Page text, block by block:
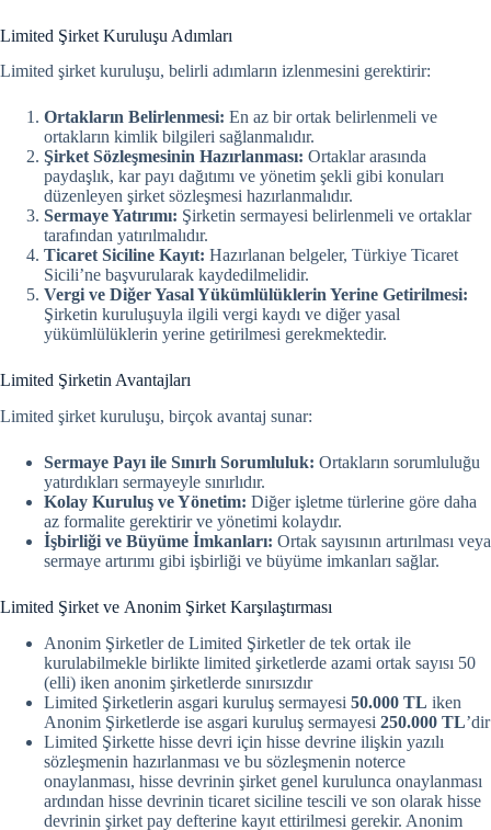
Limited Şirket Kuruluşu Adımları
Limited şirket kuruluşu, belirli adımların izlenmesini gerektirir:
Ortakların Belirlenmesi: En az bir ortak belirlenmeli ve
ortakların kimlik bilgileri sağlanmalıdır.
Şirket Sözleşmesinin Hazırlanması: Ortaklar arasında
paydaşlık, kar payı dağıtımı ve yönetim şekli gibi konuları
düzenleyen şirket sözleşmesi hazırlanmalıdır.
Sermaye Yatırımı: Şirketin sermayesi belirlenmeli ve ortaklar
tarafından yatırılmalıdır.
Ticaret Siciline Kayıt: Hazırlanan belgeler, Türkiye Ticaret
Sicili’ne başvurularak kaydedilmelidir.
Vergi ve Diğer Yasal Yükümlülüklerin Yerine Getirilmesi:
Şirketin kuruluşuyla ilgili vergi kaydı ve diğer yasal
yükümlülüklerin yerine getirilmesi gerekmektedir.
Limited Şirketin Avantajları
Limited şirket kuruluşu, birçok avantaj sunar:
Sermaye Payı ile Sınırlı Sorumluluk: Ortakların sorumluluğu
yatırdıkları sermayeyle sınırlıdır.
Kolay Kuruluş ve Yönetim: Diğer işletme türlerine göre daha
az formalite gerektirir ve yönetimi kolaydır.
İşbirliği ve Büyüme İmkanları: Ortak sayısının artırılması veya
sermaye artırımı gibi işbirliği ve büyüme imkanları sağlar.
Limited Şirket ve Anonim Şirket Karşılaştırması
Anonim Şirketler de Limited Şirketler de tek ortak ile
kurulabilmekle birlikte limited şirketlerde azami ortak sayısı 50
(elli) iken anonim şirketlerde sınırsızdır
Limited Şirketlerin asgari kuruluş sermayesi 50.000 TL iken
Anonim Şirketlerde ise asgari kuruluş sermayesi 250.000 TL’dir
Limited Şirkette hisse devri için hisse devrine ilişkin yazılı
sözleşmenin hazırlanması ve bu sözleşmenin noterce
onaylanması, hisse devrinin şirket genel kurulunca onaylanması
ardından hisse devrinin ticaret siciline tescili ve son olarak hisse
devrinin şirket pay defterine kayıt ettirilmesi gerekir. Anonim